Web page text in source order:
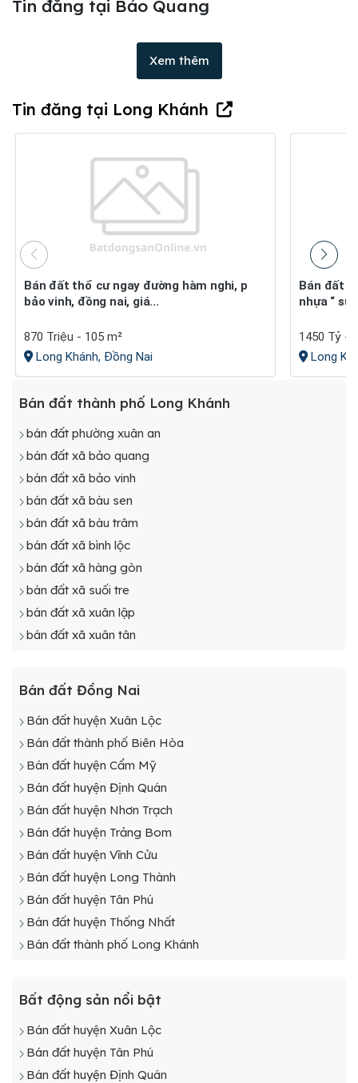
Tin đăng tại Bảo Quang
Xem thêm
Tin đăng tại Long Khánh
Bán đất thổ cư ngay đường hàm nghi, p
bảo vinh, đồng nai, giá...
870 Triệu - 105 m²
Long Khánh, Đồng Nai
Bán đất thổ cư (6,7mx35m) mt đường
nhựa “
1450 Tỷ -
Long
Bán đất thành phố Long Khánh
bán đất phường xuân an
bán đất xã bảo quang
bán đất xã bảo vinh
bán đất xã bàu sen
bán đất xã bàu trâm
bán đất xã bình lộc
bán đất xã hàng gòn
bán đất xã suối tre
bán đất xã xuân lập
bán đất xã xuân tân
Bán đất Đồng Nai
Bán đất huyện Xuân Lộc
Bán đất thành phố Biên Hòa
Bán đất huyện Cẩm Mỹ
Bán đất huyện Định Quán
Bán đất huyện Nhơn Trạch
Bán đất huyện Trảng Bom
Bán đất huyện Vĩnh Cửu
Bán đất huyện Long Thành
Bán đất huyện Tân Phú
Bán đất huyện Thống Nhất
Bán đất thành phố Long Khánh
Bất động sản nổi bật
Bán đất huyện Xuân Lộc
Bán đất huyện Tân Phú
Bán đất huyện Định Quán